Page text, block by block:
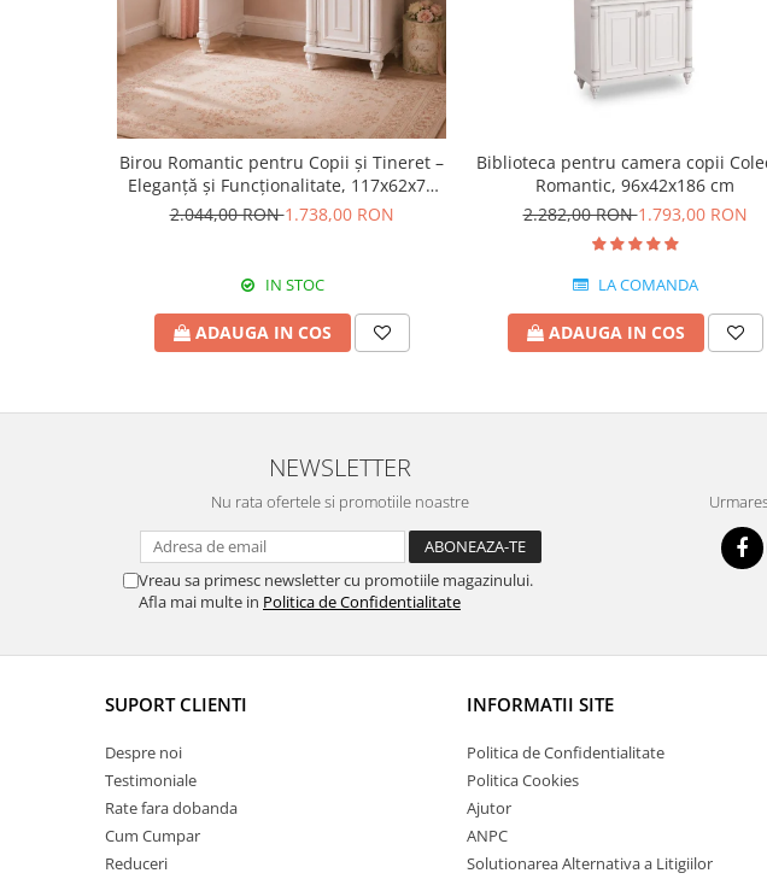
Birou Romantic pentru Copii și Tineret –
Eleganță și Funcționalitate, 117x62x75
cm
2.044,00 RON1.738,00 RON
IN STOC
ADAUGA IN COS
Biblioteca pentru camera copii
Romantic, 96x42x186 cm
2.282,00 RON1.793,00 RON
LA COMANDA
ADAUGA IN COS
NEWSLETTER
Nu rata ofertele si promotiile noastre
Vreau sa primesc newsletter cu promotiile magazinului.
Afla mai multe in Politica de Confidentialitate
SUPORT CLIENTI
Despre noi
Testimoniale
Rate fara dobanda
Cum Cumpar
Reduceri
INFORMATII SITE
Politica de Confidentialitate
Politica Cookies
Ajutor
ANPC
Solutionarea Alternativa a Litigiilor